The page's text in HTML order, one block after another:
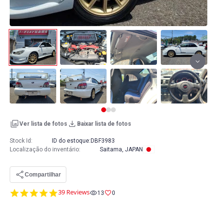
Ver lista de fotos Baixar lista de fotos
4.8
39 Reviews 13 0
Stock Id: ID do estoque: DBF3983
Localização do inventário: Saitama, JAPAN
Compartilhar